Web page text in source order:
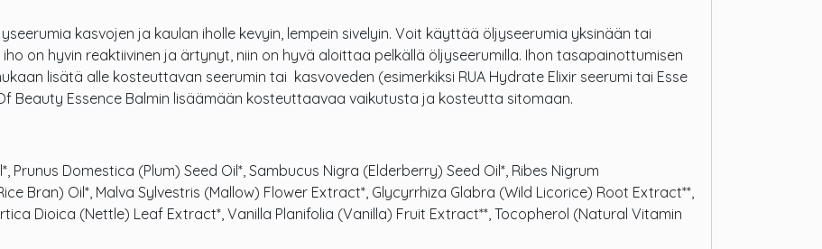
kasvojen ja kaulan iholle kevyin, lempein sivelyin. Voit käyttää öljyseerumia yksinään tai
on hyvin reaktiivinen ja ärtynyt, niin on hyvä aloittaa pelkällä öljyseerumilla. Ihon tasapainottumisen
lisätä alle kosteuttavan seerumin tai kasvoveden (esimerkiksi RUA Hydrate Elixir seerumi tai Esse
Beauty Essence Balmin lisäämään kosteuttaavaa vaikutusta ja kosteutta sitomaan.
Prunus Domestica (Plum) Seed Oil*, Sambucus Nigra (Elderberry) Seed Oil*, Ribes Nigrum
Bran) Oil*, Malva Sylvestris (Mallow) Flower Extract*, Glycyrrhiza Glabra (Wild Licorice) Root Extract**,
Dioica (Nettle) Leaf Extract*, Vanilla Planifolia (Vanilla) Fruit Extract**, Tocopherol (Natural Vitamin